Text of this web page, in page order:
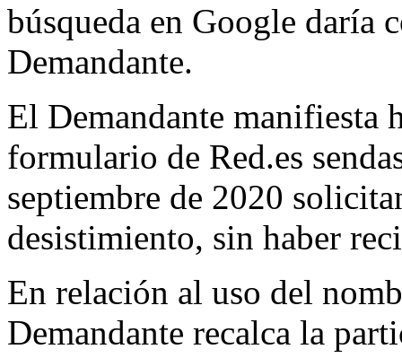
búsqueda en Google daría
Demandante.
El Demandante manifiesta
formulario de Red.es
septiembre de 2020
desistimiento, sin haber
En relación al uso del
Demandante recalca la